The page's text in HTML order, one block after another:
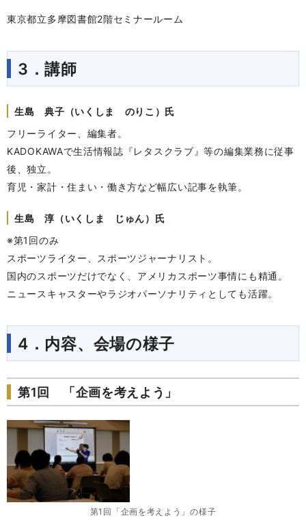
東京都立多摩図書館2階セミナールーム
3．講師
生島 典子（いくしま のりこ）氏
フリーライター、編集者。
KADOKAWAで生活情報誌『レタスクラブ』等の編集業務に従事
後、独立。
育児・家計・住まい・働き方など幅広い記事を執筆。
生島 淳（いくしま じゅん）氏
※第1回のみ
スポーツライター、スポーツジャーナリスト。
国内のスポーツだけでなく、アメリカスポーツ事情にも精通。
ニュースキャスターやラジオパーソナリティとしても活躍。
4．内容、会場の様子
第1回 「企画を考えよう」
第1回「企画を考えよう」の様子